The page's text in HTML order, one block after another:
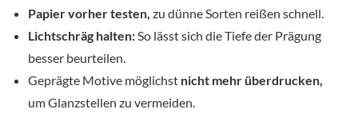
Papier vorher testen, zu dünne Sorten reißen schnell.
Lichtschräg halten:So lässt sich die Tiefe der Prägung
besser beurteilen.
Geprägte Motive möglichst nicht mehr überdrucken,
um Glanzstellen zu vermeiden.